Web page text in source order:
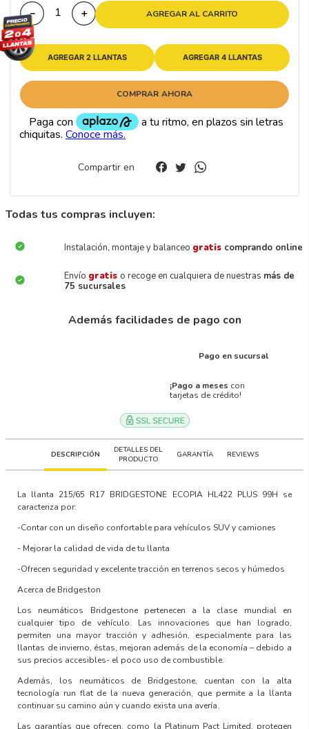
＋
－ AGREGAR AL CARRITO
AGREGAR 2 LLANTAS AGREGAR 4 LLANTAS
COMPRAR AHORA
Compartir en
Todas tus compras incluyen:
Instalación, montaje y balanceo gratis comprando online
Envío gratis o recoge en cualquiera de nuestras más de
75 sucursales
Además facilidades de pago con
Pago en sucursal
¡Pago a meses con
tarjetas de crédito!
DESCRIPCIÓN
DETALLES DEL
PRODUCTO
GARANTÍA REVIEWS
La llanta 215/65 R17 BRIDGESTONE ECOPIA HL422 PLUS 99H se
caracteriza por:
-Contar con un diseño confortable para vehículos SUV y camiones
- Mejorar la calidad de vida de tu llanta
-Ofrecen seguridad y excelente tracción en terrenos secos y húmedos
Acerca de Bridgeston
Los neumáticos Bridgestonepertenecen a la clase mundial en
cualquier tipo de vehículo. Las innovaciones que han logrado,
permiten una mayor tracción y adhesión, especialmente para las
llantas de invierno, éstas, mejoran además de la economía – debido a
sus precios accesibles- el poco uso de combustible.
Además, los neumáticos de Bridgestone, cuentan con la alta
tecnología run flat de la nueva generación, que permite a la llanta
continuar su camino aún y cuando exista una avería.
Las garantías que ofrecen, como la Platinum Pact Limited, protegen